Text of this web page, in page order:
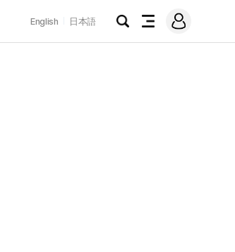
English 日本語
검
전
메
그